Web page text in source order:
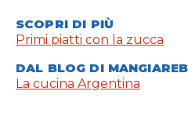
SCOPRI DI PIÙ
Primi piatti con la zucca
DAL BLOG DI
La cucina Argentina